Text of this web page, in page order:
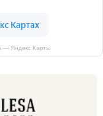
— Яндекс Карты